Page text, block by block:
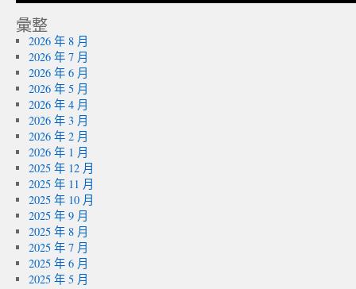
彙整
2026 年 8 月
2026 年 7 月
2026 年 6 月
2026 年 5 月
2026 年 4 月
2026 年 3 月
2026 年 2 月
2026 年 1 月
2025 年 12 月
2025 年 11 月
2025 年 10 月
2025 年 9 月
2025 年 8 月
2025 年 7 月
2025 年 6 月
2025 年 5 月